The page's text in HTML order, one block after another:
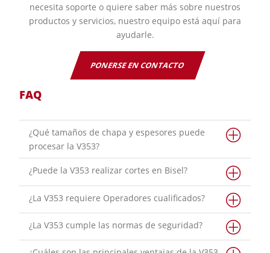
necesita soporte o quiere saber más sobre nuestros
productos y servicios, nuestro equipo está aquí para
ayudarle.
PONERSE EN CONTACTO
FAQ
¿Qué tamaños de chapa y espesores puede
procesar la V353?
¿Puede la V353 realizar cortes en Bisel?
¿La V353 requiere Operadores cualificados?
¿La V353 cumple las normas de seguridad?